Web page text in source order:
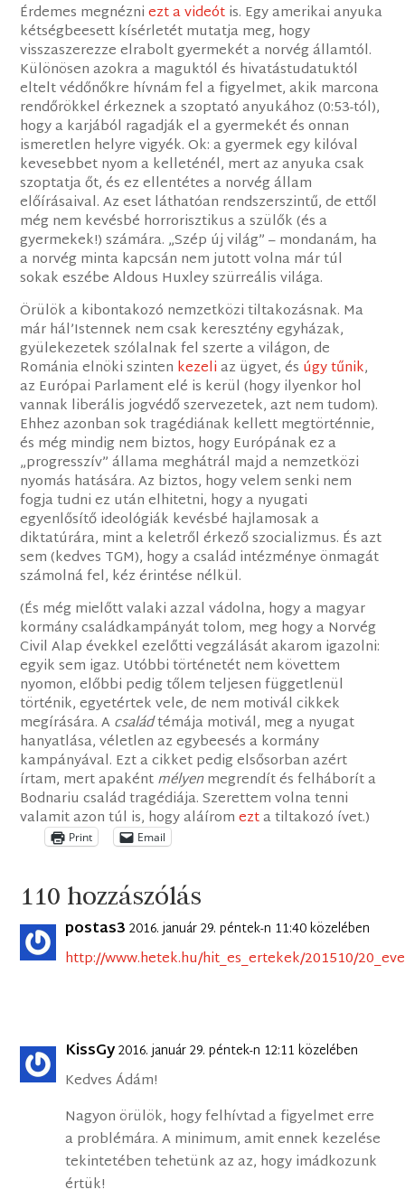
Érdemes megnézniezt a videótis. Egy amerikai anyuka
kétségbeesett kísérletét mutatja meg, hogy
visszaszerezze elrabolt gyermekét a norvég államtól.
Különösen azokra a maguktól és hivatástudatuktól
eltelt védőnőkre hívnám fel a figyelmet, akik marcona
rendőrökkel érkeznek a szoptató anyukához (0:53-tól),
hogy a karjából ragadják el a gyermekét és onnan
ismeretlen helyre vigyék. Ok: a gyermek egy kilóval
kevesebbet nyom a kelleténél, mert az anyuka csak
szoptatja őt, és ez ellentétes a norvég állam
előírásaival. Az eset láthatóan rendszerszintű, de ettől
még nem kevésbé horrorisztikus a szülők (és a
gyermekek!) számára. „Szép új világ” – mondanám, ha
a norvég minta kapcsán nem jutott volna már túl
sokak eszébe Aldous Huxley szürreális világa.
Örülök a kibontakozó nemzetközi tiltakozásnak. Ma
már hál’Istennek nem csak keresztény egyházak,
gyülekezetek szólalnak fel szerte a világon, de
Románia elnöki szinten kezeliaz ügyet, és úgy tűnik,
az Európai Parlament elé is kerül (hogy ilyenkor hol
vannak liberális jogvédő szervezetek, azt nem tudom).
Ehhez azonban sok tragédiának kellett megtörténnie,
és még mindig nem biztos, hogy Európának ez a
„progresszív” állama meghátrál majd a nemzetközi
nyomás hatására. Az biztos, hogy velem senki nem
fogja tudni ez után elhitetni, hogy a nyugati
egyenlősítő ideológiák kevésbé hajlamosak a
diktatúrára, mint a keletről érkező szocializmus. És azt
sem (kedves TGM), hogy a család intézménye önmagát
számolná fel, kéz érintése nélkül.
(És még mielőtt valaki azzal vádolna, hogy a magyar
kormány családkampányát tolom, meg hogy a Norvég
Civil Alap évekkel ezelőtti vegzálását akarom igazolni:
egyik sem igaz. Utóbbi történetét nem követtem
nyomon, előbbi pedig tőlem teljesen függetlenül
történik, egyetértek vele, de nem motivál cikkek
megírására. Acsaládtémája motivál, meg a nyugat
hanyatlása, véletlen az egybeesés a kormány
kampányával. Ezt a cikket pedig elsősorban azért
írtam, mert apakéntmélyenmegrendít és felháborít a
Bodnariu család tragédiája. Szerettem volna tenni
valamit azon túl is, hogy aláíromezta tiltakozó ívet.)
Print Email
110 hozzászólás
postas3 2016. január 29. péntek-n 11:40 közelében
http://www.hetek.hu/hit_es_ertekek/201510/
KissGy2016. január 29. péntek-n 12:11 közelében
Kedves Ádám!
Nagyon örülök, hogy felhívtad a figyelmet erre
a problémára. A minimum, amit ennek kezelése
tekintetében tehetünk az az, hogy imádkozunk
értük!